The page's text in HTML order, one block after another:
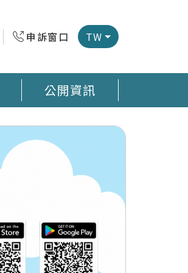
申訴窗口 TW
公開資訊
公廁地圖 回收站地圖網預防登革熱